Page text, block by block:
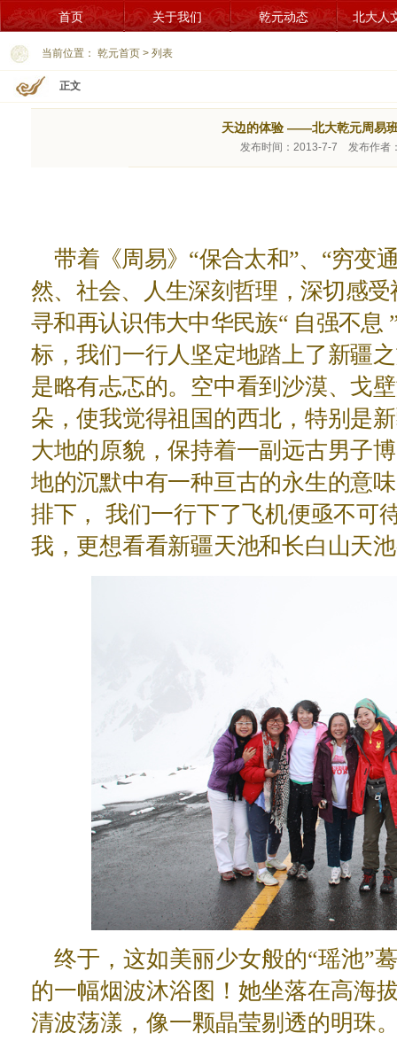
首页 关于我们 乾元动态 北大人
当前位置： 乾元首页 > 列表
正文
天边的体验 ——北大乾元周易
发布时间：2013-7-7 发布作
带着《周易》“保合太和”、“穷变
然、社会、人生深刻哲理，深切感
寻和再认识伟大中华民族“ 自强不息
标，我们一行人坚定地踏上了新疆
是略有忐忑的。空中看到沙漠、戈
朵，使我觉得祖国的西北，特别是
大地的原貌，保持着一副远古男子
地的沉默中有一种亘古的永生的意
排下， 我们一行下了飞机便亟不可
我，更想看看新疆天池和长白山天
终于，这如美丽少女般的“瑶池”
的一幅烟波沐浴图！她坐落在高海
清波荡漾，像一颗晶莹剔透的明珠